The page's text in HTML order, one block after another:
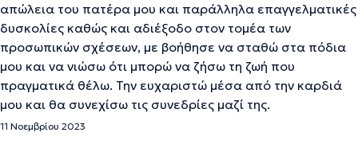
απώλεια του πατέρα μου και παράλληλα επαγγελματικές
δυσκολίες καθώς και αδιέξοδο στον τομέα των
προσωπικών σχέσεων, με βοήθησε να σταθώ στα πόδια
μου και να νιώσω ότι μπορώ να ζήσω τη ζωή που
πραγματικά θέλω. Την ευχαριστώ μέσα από την καρδιά
μου και θα συνεχίσω τις συνεδρίες μαζί της.
11 Νοεμβρίου 2023